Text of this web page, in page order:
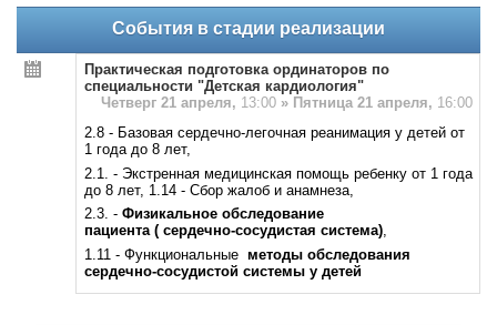
События в стадии реализации
Практическая подготовка ординаторов по
специальности "Детская кардиология"
Четверг 21 апреля, 13:00 » Пятница 21 апреля, 16:00
2.8 - Базовая сердечно-легочная реанимация у детей от
1 года до 8 лет,
2.1. - Экстренная медицинская помощь ребенку от 1 года
до 8 лет, 1.14 - Сбор жалоб и анамнеза,
2.3. - Физикальное обследование
пациента ( сердечно-сосудистая система),
1.11 - Функциональные методы обследования
сердечно-сосудистой системы у детей